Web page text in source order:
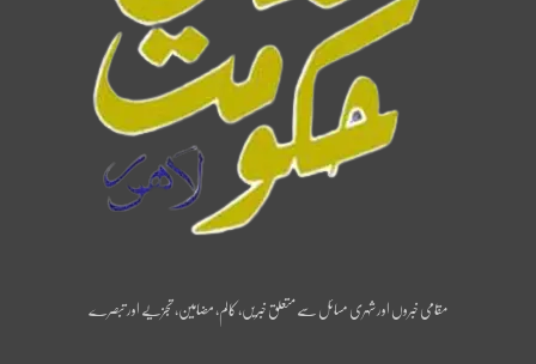
مقامی خبروں اور شہری مسائل سے متعلق خبریں، کالم، مضامین، تجزیے اور تبصرے